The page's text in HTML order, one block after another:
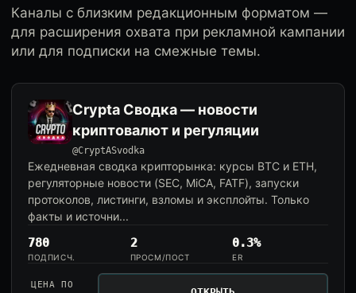
Каналы с близким редакционным форматом —
для расширения охвата при рекламной кампании
или для подписки на смежные темы.
Crypta Сводка — новости
криптовалют и регуляции
@CryptASvodka
Ежедневная сводка крипторынка: курсы BTC и ETH,
регуляторные новости (SEC, MiCA, FATF), запуски
протоколов, листинги, взломы и эксплойты. Только
факты и источни...
780
ПОДПИСЧ.
2
ПРОСМ/ПОСТ
0.3%
ER
ЦЕНА ПО